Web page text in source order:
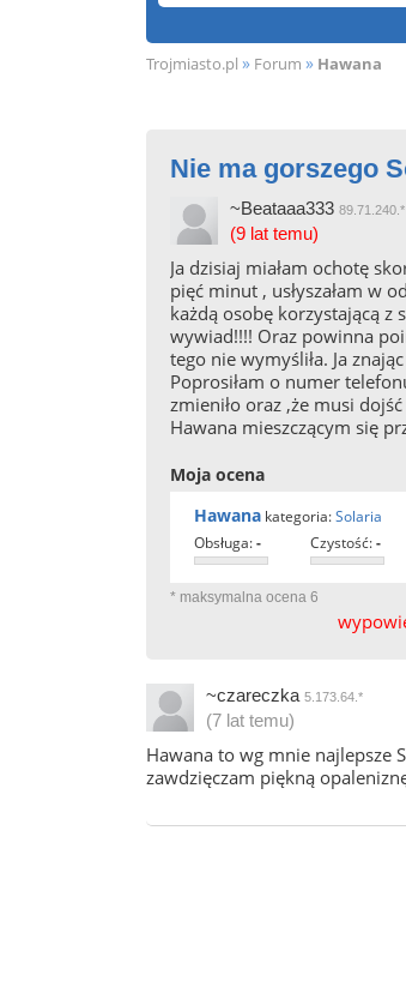
Trojmiasto.pl » Forum » Hawana
Nie ma gorszego
~Beataaa333 89.71.240.*
(9 lat temu)
Ja dzisiaj miałam ochotę
pięć minut , usłyszałam w
każdą osobę korzystającą z
wywiad!!!! Oraz powinna
tego nie wymyśliła. Ja
Poprosiłam o numer
zmieniło oraz ,że musi
Hawana mieszczącym się
Moja ocena
Hawana kategoria:Solaria
obsługa:- czystość:-
* maksymalna ocena 6
~czareczka 5.173.64.*
(7 lat temu)
Hawana to wg mnie najlepsze
zawdzięczam piękną